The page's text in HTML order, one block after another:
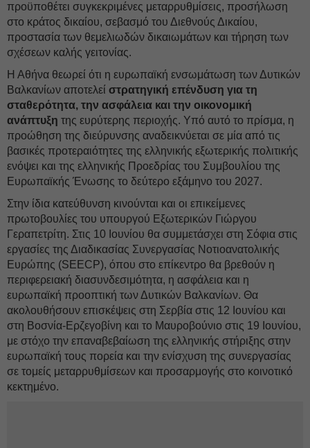
προϋποθέτει συγκεκριμένες μεταρρυθμίσεις, προσήλωση
στο κράτος δικαίου, σεβασμό του Διεθνούς Δικαίου,
προστασία των θεμελιωδών δικαιωμάτων και τήρηση των
σχέσεων καλής γειτονίας.
Η Αθήνα θεωρεί ότι η ευρωπαϊκή ενσωμάτωση των Δυτικών
Βαλκανίων αποτελεί στρατηγική επένδυση για τη
σταθερότητα, την ασφάλεια και την οικονομική
ανάπτυξη της ευρύτερης περιοχής. Υπό αυτό το πρίσμα, η
προώθηση της διεύρυνσης αναδεικνύεται σε μία από τις
βασικές προτεραιότητες της ελληνικής εξωτερικής πολιτικής
ενόψει και της ελληνικής Προεδρίας του Συμβουλίου της
Ευρωπαϊκής Ένωσης το δεύτερο εξάμηνο του 2027.
Στην ίδια κατεύθυνση κινούνται και οι επικείμενες
πρωτοβουλίες του υπουργού Εξωτερικών Γιώργου
Γεραπετρίτη. Στις 10 Ιουνίου θα συμμετάσχει στη Σόφια στις
εργασίες της Διαδικασίας Συνεργασίας Νοτιοανατολικής
Ευρώπης (SEECP), όπου στο επίκεντρο θα βρεθούν η
περιφερειακή διασυνδεσιμότητα, η ασφάλεια και η
ευρωπαϊκή προοπτική των Δυτικών Βαλκανίων. Θα
ακολουθήσουν επισκέψεις στη Σερβία στις 12 Ιουνίου και
στη Βοσνία-Ερζεγοβίνη και το Μαυροβούνιο στις 19 Ιουνίου,
με στόχο την επαναβεβαίωση της ελληνικής στήριξης στην
ευρωπαϊκή τους πορεία και την ενίσχυση της συνεργασίας
σε τομείς μεταρρυθμίσεων και προσαρμογής στο κοινοτικό
κεκτημένο.